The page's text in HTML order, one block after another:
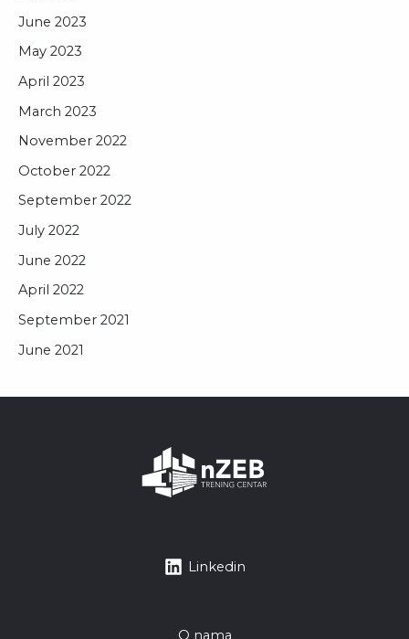
June 2023
May 2023
April 2023
March 2023
November 2022
October 2022
September 2022
July 2022
June 2022
April 2022
September 2021
June 2021
Linkedin
O nama